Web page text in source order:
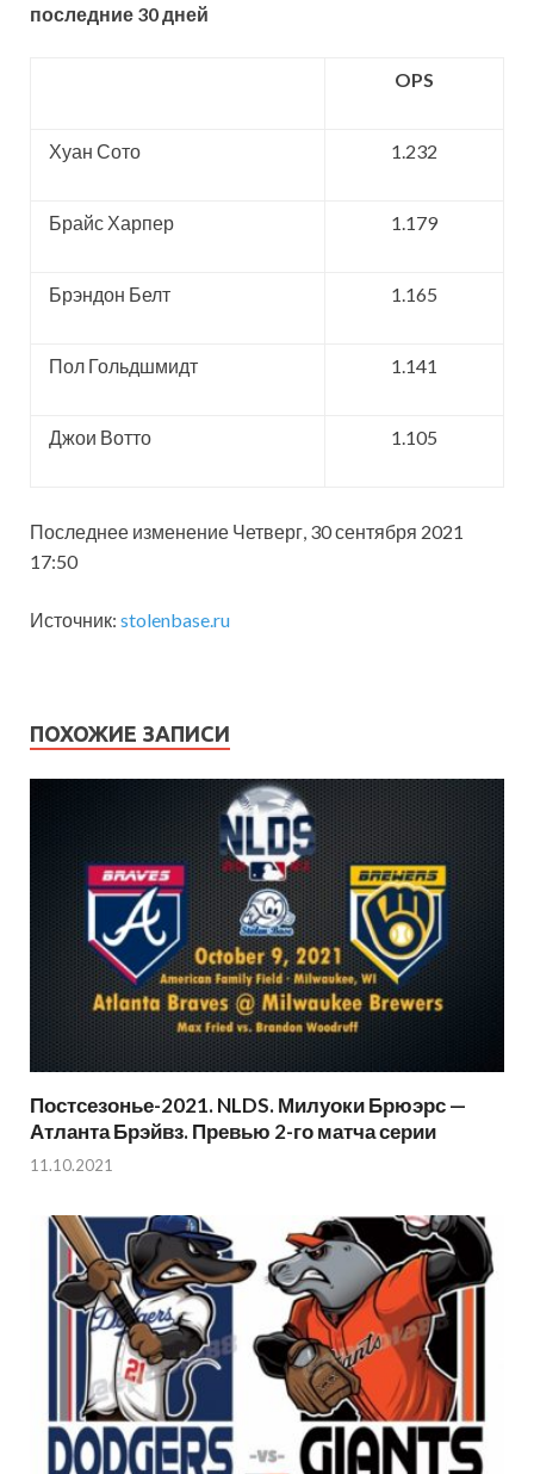
последние 30 дней
OPS
Хуан Сото 1.232
Брайс Харпер 1.179
Брэндон Белт 1.165
Пол Гольдшмидт 1.141
Джои Вотто 1.105
Последнее изменение Четверг, 30 сентября 2021
17:50
Источник: stolenbase.ru
ПОХОЖИЕ ЗАПИСИ
Постсезонье-2021. NLDS. Милуоки Брюэрс —
Атланта Брэйвз. Превью 2-го матча серии
11.10.2021